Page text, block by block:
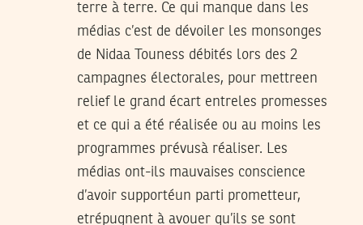
terre à terre. Ce qui manque dans les
médias c’est de dévoiler les monsonges
de Nidaa Touness débités lors des 2
campagnes électorales, pour mettreen
relief le grand écart entreles promesses
et ce qui a été réalisée ou au moins les
programmes prévusà réaliser. Les
médias ont-ils mauvaises conscience
d’avoir supportéun parti prometteur,
etrépugnent à avouer qu’ils se sont